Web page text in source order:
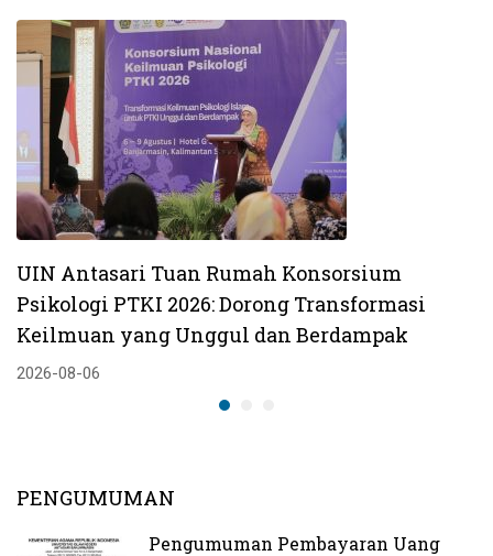
Departemen
Fisika Universitas
Negeri Malang
Penghulu Jadi
UIN Antasari Tuan Rumah Konsorsium
Psikologi PTKI 2026: Dorong Transformasi
Keilmuan yang Unggul dan Berdampak
2026-08-06
PENGUMUMAN
Pengumuman Pembayaran Uang